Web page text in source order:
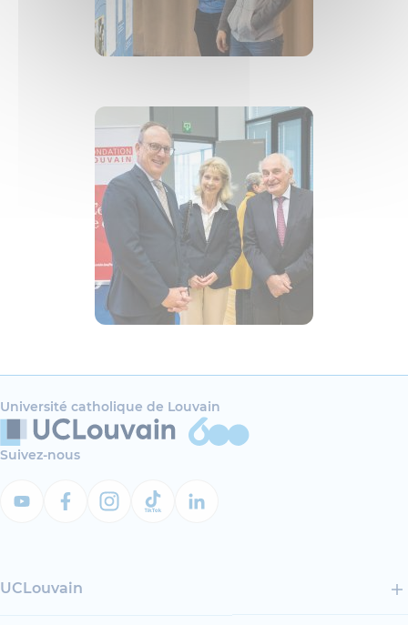
Université catholique de Louvain
Suivez-nous
UCLouvain